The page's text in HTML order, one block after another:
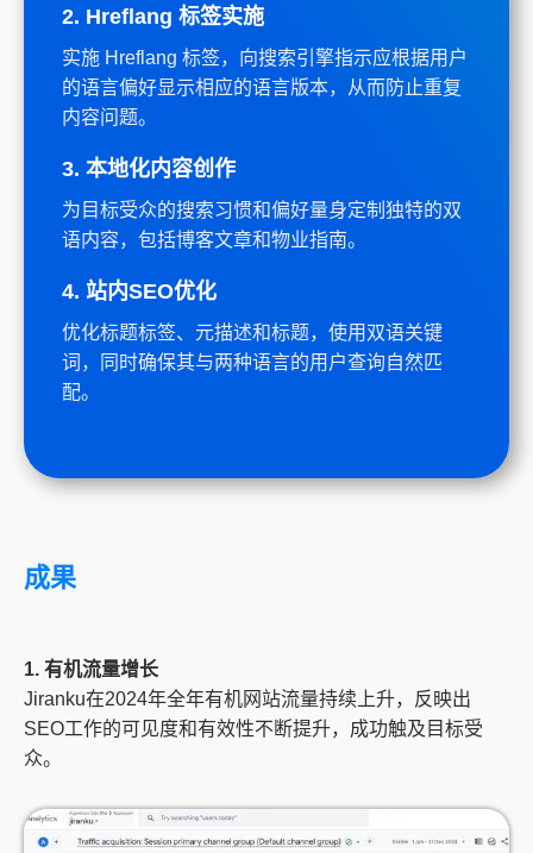
2. Hreflang 标签实施
实施 Hreflang 标签，向搜索引擎指示应根据用户
的语言偏好显示相应的语言版本，从而防止重复
内容问题。
3. 本地化内容创作
为目标受众的搜索习惯和偏好量身定制独特的双
语内容，包括博客文章和物业指南。
4. 站内SEO优化
优化标题标签、元描述和标题，使用双语关键
词，同时确保其与两种语言的用户查询自然匹
配。
成果
1. 有机流量增长
Jiranku在2024年全年有机网站流量持续上升，反映出
SEO工作的可见度和有效性不断提升，成功触及目标受
众。